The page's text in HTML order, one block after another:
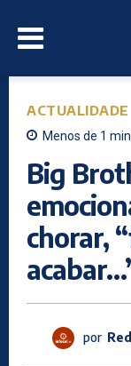
ACTUALIDADE
Menos de 1
Big
chorar,
por